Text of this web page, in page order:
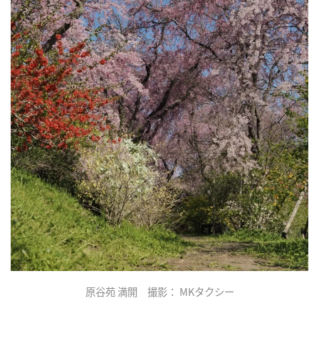
原谷苑 満開 撮影： MKタクシー